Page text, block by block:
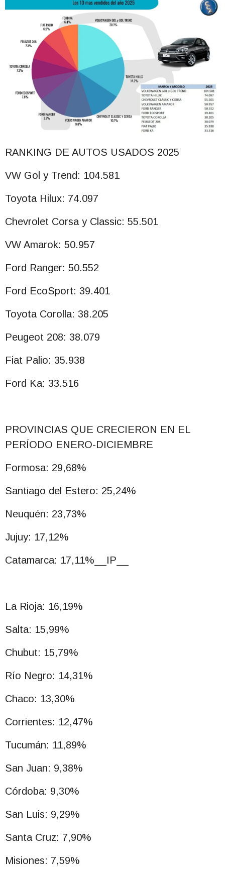
RANKING DE AUTOS USADOS 2025
VW Gol y Trend: 104.581
Toyota Hilux: 74.097
Chevrolet Corsa y Classic: 55.501
VW Amarok: 50.957
Ford Ranger: 50.552
Ford EcoSport: 39.401
Toyota Corolla: 38.205
Peugeot 208: 38.079
Fiat Palio: 35.938
Ford Ka: 33.516
PROVINCIAS QUE CRECIERON EN EL
PERÍODO ENERO-DICIEMBRE
Formosa: 29,68%
Santiago del Estero: 25,24%
Neuquén: 23,73%
Jujuy: 17,12%
Catamarca: 17,11%__IP__
La Rioja: 16,19%
Salta: 15,99%
Chubut: 15,79%
Río Negro: 14,31%
Chaco: 13,30%
Corrientes: 12,47%
Tucumán: 11,89%
San Juan: 9,38%
Córdoba: 9,30%
San Luis: 9,29%
Santa Cruz: 7,90%
Misiones: 7,59%